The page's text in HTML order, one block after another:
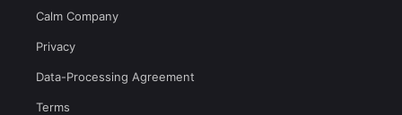
Calm Company
Privacy
Data-Processing Agreement
Terms